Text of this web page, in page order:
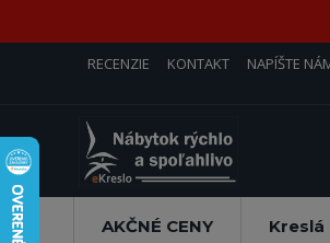
RECENZIE KONTAKT NAPÍŠTE
AKČNÉ CENY